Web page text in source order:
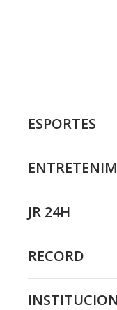
ESPORTES
JR 24H
RECORD